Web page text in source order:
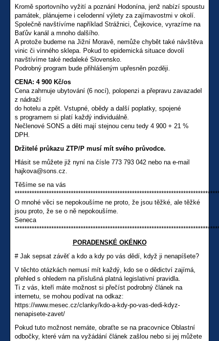
Kromě sportovního vyžití a poznání Hodonína, jenž nabízí spoustu
památek, plánujeme i celodenní výlety za zajímavostmi v okolí.
Společně navštívíme například Strážnici, Čejkovice, vyrazíme na
Baťův kanál a mnoho dalšího.
A protože budeme na Jižní Moravě, nemůže chybět také návštěva
vinic či vinného sklepa. Pokud to epidemická situace dovolí
navštívíme také nedaleké Slovensko.
Podrobný program bude přihlášeným upřesněn později.
CENA: 4 900 Kč/os
Cena zahrnuje ubytování (6 nocí), polopenzi a přepravu zavazadel
z nádraží
do hotelu a zpět. Vstupné, obědy a další poplatky, spojené
s programem si platí každý individuálně.
Nečlenové SONS a děti mají stejnou cenu tedy 4 900 + 21 %
DPH.
Držitelé průkazu ZTP/P musí mít svého průvodce.
Hlásit se můžete již nyní na čísle 773 793 042 nebo na e-mail
hajkova@sons.cz.
Těšíme se na vás
O mnohé věci se nepokoušíme ne proto, že jsou těžké, ale těžké
jsou proto, že se o ně nepokoušíme.
Seneca
PORADENSKÉ OKÉNKO
# Jak sepsat závěť a kdo a kdy po vás dědí, když ji nenapíšete?
V těchto otázkách nemusí mít každý, kdo se o dědictví zajímá,
přehled s ohledem na příslušná platná legislativní pravidla.
Ti z vás, kteří máte možnost si přečíst podrobný článek na
internetu, se mohou podívat na odkaz:
https://www.mesec.cz/clanky/kdo-a-kdy-po-vas-dedi-kdyz-
nenapisete-zavet/
Pokud tuto možnost nemáte, obraťte se na pracovnice Oblastní
odbočky, které vám na vyžádání článek zašlou nebo si jej můžete